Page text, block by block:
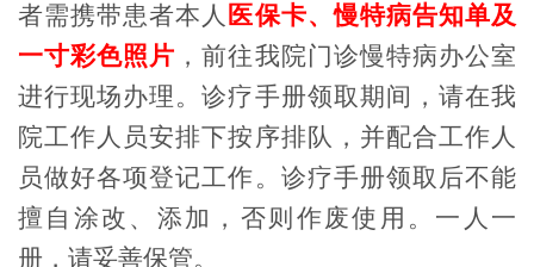
者需携带患者本人 医保卡、慢特病告知单及
一寸彩色照片 ，前往我院门诊慢特病办公室
进行现场办理。诊疗手册领取期间，请在我
院工作人员安排下按序排队，并配合工作人
员做好各项登记工作。诊疗手册领取后不能
擅自涂改、添加，否则作废使用。一人一
册，请妥善保管。